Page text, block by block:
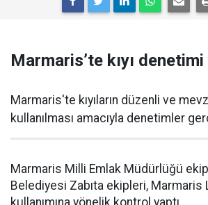
Marmaris’te kıyı denetimi
Marmaris'te kıyıların düzenli ve
kullanılması amacıyla denetimler
Marmaris Milli Emlak Müdürlüğü
Belediyesi Zabıta ekipleri, Marmaris
kullanımına yönelik kontrol yaptı.